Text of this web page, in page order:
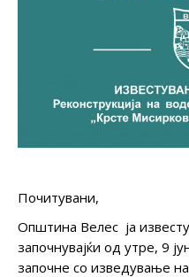
Почитувани,
Општина Велес ја
започнувајќи од утре, 9
започне со изведување